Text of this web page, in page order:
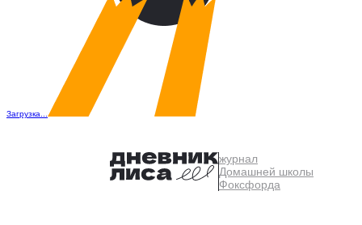
Загрузка...
журнал
Домашней школы
Фоксфорда